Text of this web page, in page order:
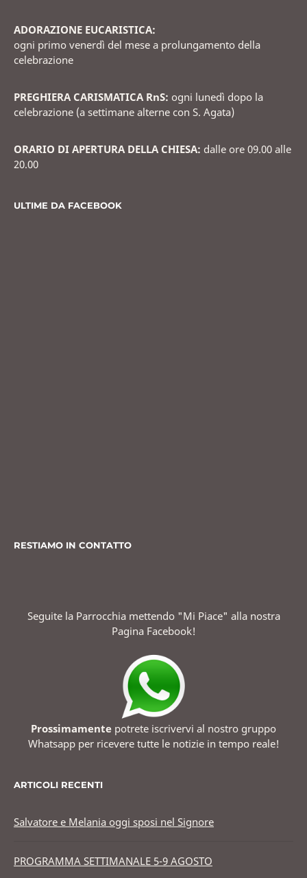
ADORAZIONE EUCARISTICA:
ogni primo venerdì del mese a prolungamento della
celebrazione
PREGHIERA CARISMATICA RnS: ogni lunedì dopo la
celebrazione (a settimane alterne con S. Agata)
ORARIO DI APERTURA DELLA CHIESA: dalle ore 09.00 alle
20.00
ULTIME DA FACEBOOK
RESTIAMO IN CONTATTO
Seguite la Parrocchia mettendo "Mi Piace" alla nostra
Pagina Facebook!
Prossimamente potrete iscrivervi al nostro gruppo
Whatsapp per ricevere tutte le notizie in tempo reale!
ARTICOLI RECENTI
Salvatore e Melania oggi sposi nel Signore
PROGRAMMA SETTIMANALE 5-9 AGOSTO